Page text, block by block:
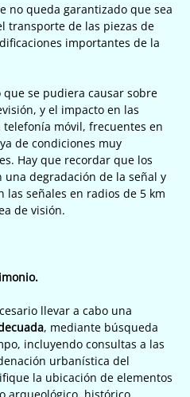
no queda garantizado que sea
transporte de las piezas de
importantes de la
se pudiera causar sobre
y el impacto en las
telefonía móvil, frecuentes en
de condiciones muy
Hay que recordar que los
degradación de la señal y
señales en radios de 5 km
de visión.
llevar a cabo una
, mediante búsqueda
incluyendo consultas a las
urbanística del
la ubicación de elementos